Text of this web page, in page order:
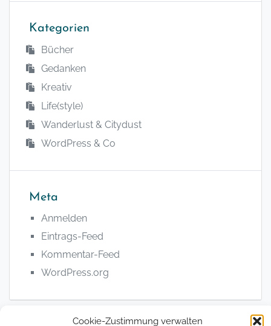
Cookie-Zustimmung verwalten
Kategorien
Bücher
Gedanken
Kreativ
Life(style)
Wanderlust & Citydust
WordPress & Co
Meta
Anmelden
Eintrags-Feed
Kommentar-Feed
WordPress.org